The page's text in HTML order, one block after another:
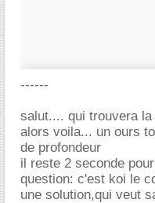
------
salut.... qui trouvera
alors voila... un ours
de profondeur
il reste 2 seconde
question: c'est koi le
une solution,qui veut